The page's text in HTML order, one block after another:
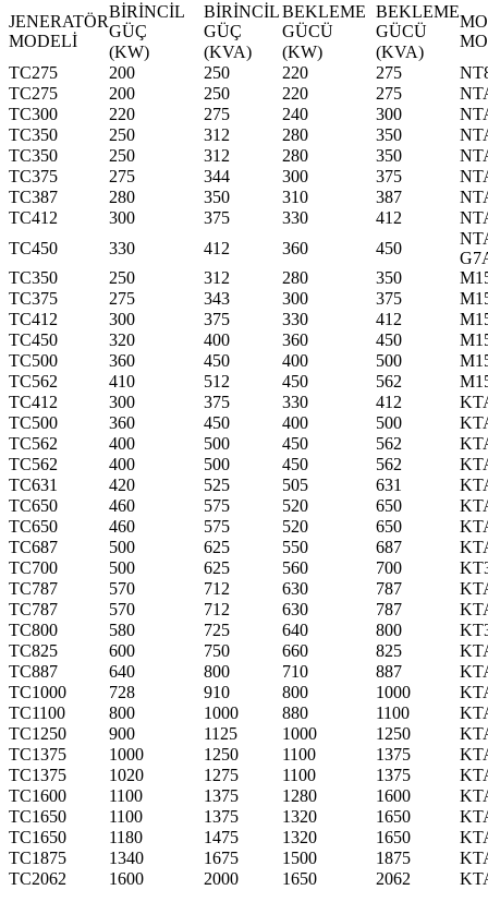
JENERATÖR
MODELİ
BİRİNCİL
GÜÇ
BİRİNCİL
GÜÇ
BEKLEME
GÜCÜ
BEKLEME
GÜCÜ
(KW) (KVA) (KW)
(KVA)
TC275
200 250 220 275
TC275
200 250 220 275
TC300
220 275 240 300
TC350
250 312 280 350
TC350
250 312 280 350
TC375
275 344 300 375
TC387
280 350 310 387
TC412
300 375 330 412
TC450
330 412 360 450
TC350
250 312 280 350
TC375
275 343 300 375
TC412
300 375 330 412
TC450
320 400 360 450
TC500
360 450 400 500
TC562
410 512 450 562
TC412
300 375 330 412
TC500
360 450 400 500
TC562
400 500 450 562
TC562
400 500 450 562
TC631
420 525 505 631
TC650
460 575 520 650
TC650
460 575 520 650
TC687
500 625 550 687
TC700
500 625 560 700
TC787
570 712 630 787
TC787
570 712 630 787
TC800
580 725 640 800
TC825
600 750 660 825
TC887
640 800 710 887
TC1000
728 910 800 1000
TC1100
800 1000 880 1100
TC1250
900 1125 1000 1250
TC1375
1000 1250 1100 1375
TC1375
1020 1275 1100 1375
TC1600
1100 1375 1280 1600
TC1650
1100 1375 1320 1650
TC1650
1180 1475 1320 1650
TC1875
1340 1675 1500 1875
TC2062
1600 2000 1650 2062